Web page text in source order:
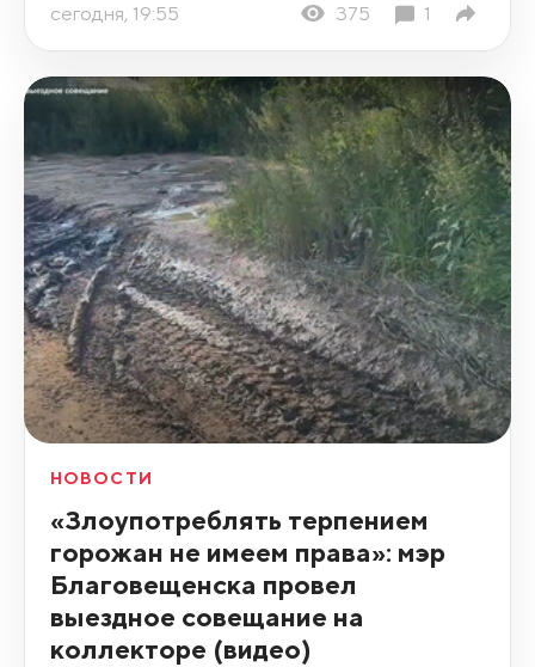
сегодня, 19:55 375 1
НОВОСТИ
«Злоупотреблять терпением
горожан не имеем права»: мэр
Благовещенска провел
выездное совещание на
коллекторе (видео)